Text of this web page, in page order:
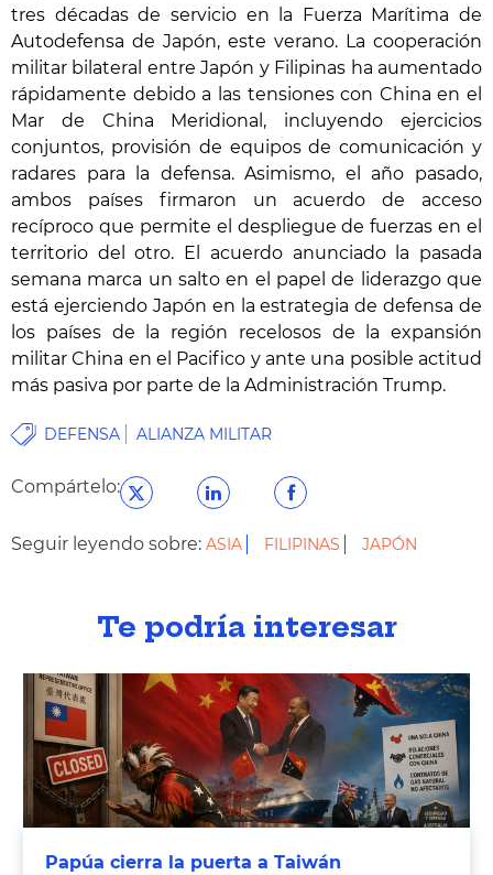
tres décadas de servicio en la Fuerza Marítima de
Autodefensa de Japón, este verano. La cooperación
militar bilateral entre Japón y Filipinas ha aumentado
rápidamente debido a las tensiones con China en el
Mar de China Meridional, incluyendo ejercicios
conjuntos, provisión de equipos de comunicación y
radares para la defensa. Asimismo, el año pasado,
ambos países firmaron un acuerdo de acceso
recíproco que permite el despliegue de fuerzas en el
territorio del otro. El acuerdo anunciado la pasada
semana marca un salto en el papel de liderazgo que
está ejerciendo Japón en la estrategia de defensa de
los países de la región recelosos de la expansión
militar China en el Pacifico y ante una posible actitud
más pasiva por parte de la Administración Trump.
DEFENSA ALIANZA MILITAR
Compártelo:
Seguir leyendo sobre: ASIA FILIPINAS JAPÓN
Te podría interesar
Papúa cierra la puerta a Taiwán